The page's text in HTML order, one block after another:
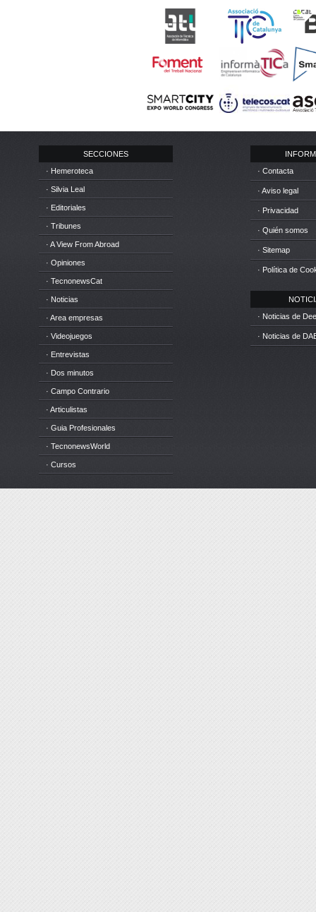
SECCIONES
· Hemeroteca
· Silvia Leal
· Editoriales
· Tribunes
· A View From Abroad
· Opiniones
· TecnonewsCat
· Noticias
· Area empresas
· Videojuegos
· Entrevistas
· Dos minutos
· Campo Contrario
· Articulistas
· Guia Profesionales
· TecnonewsWorld
· Cursos
· Contacta
· Aviso legal
· Privacidad
· Quién somos
· Sitemap
· Política de
· Noticias de
· Noticias de